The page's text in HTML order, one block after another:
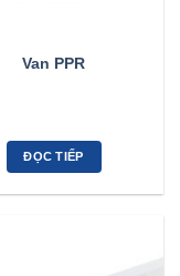
Van PPR
ĐỌC TIẾP